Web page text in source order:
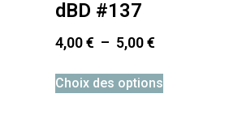
dBD #137
4,00€ – 5,00€
Choix des options